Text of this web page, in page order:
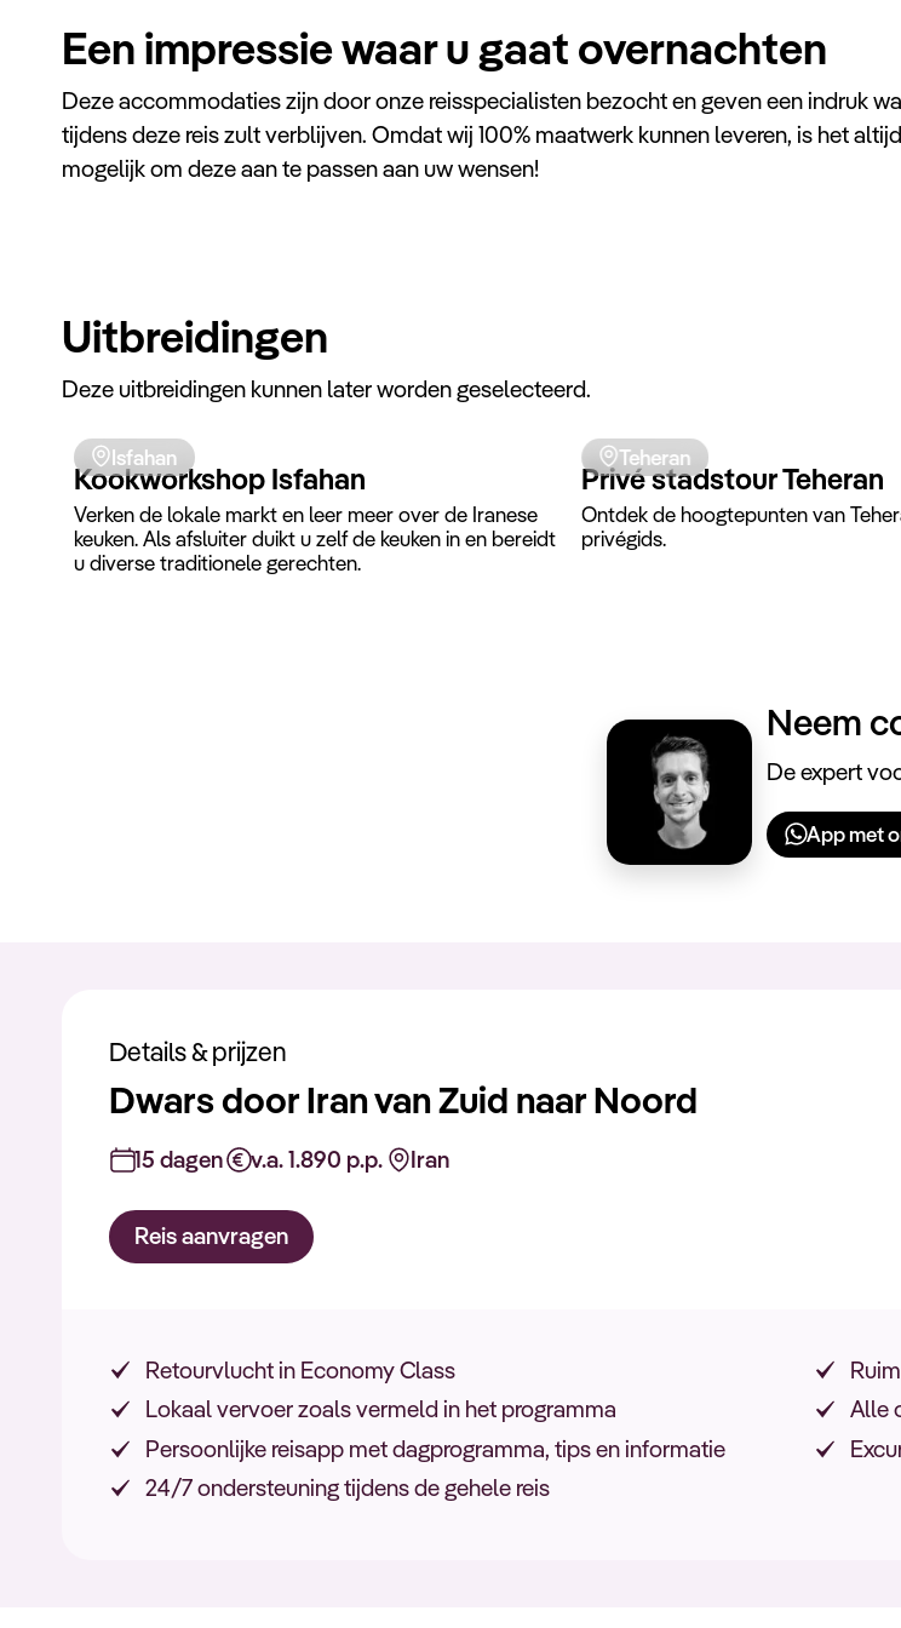
Een impressie waar u gaat overnachten
Deze accommodaties zijn door onze reisspecialisten bezocht en geven een indruk
tijdens deze reis zult verblijven. Omdat wij 100% maatwerk kunnen leveren, is het altijd
mogelijk om deze aan te passen aan uw wensen!
Het Zandiye Hotel in Shiraz is gelegen bij het
historische centrum van Shiraz. Dit hotel is een
van de beste in Shiraz en biedt u alles voor een
heerlijk verblijf in deze stad. Gelegen op slechts
bieden.
Uitbreidingen
Deze uitbreidingen kunnen later worden geselecteerd.
Isfahan
Kookworkshop Isfahan
Verken de lokale markt en leer meer over de Iranese
keuken. Als afsluiter duikt u zelf de keuken in en bereidt
u diverse traditionele gerechten.
Teheran
Privé stadstour Teheran
Ontdek de hoogtepunten van
privégids.
Neem
De expert
App met
Details & prijzen
Dwars door Iran van Zuid naar Noord
15 dagen v.a. 1.890 p.p. Iran
Reis aanvragen
Retourvlucht in Economy Class
Lokaal vervoer zoals vermeld in het programma
Alle
Persoonlijke reisapp met dagprogramma, tips en informatie
24/7 ondersteuning tijdens de gehele reis